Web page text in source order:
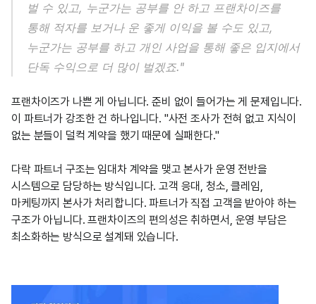
벌 수 있고, 누군가는 공부를 안 하고 프랜차이즈를
통해 적자를 보거나 운 좋게 이익을 볼 수도 있고,
누군가는 공부를 하고 개인 사업을 통해 좋은 입지에서
단독 수익으로 더 많이 벌겠죠."
프랜차이즈가 나쁜 게 아닙니다. 준비 없이 들어가는 게 문제입니다.
이 파트너가 강조한 건 하나입니다. "사전 조사가 전혀 없고 지식이
없는 분들이 덜컥 계약을 했기 때문에 실패한다."
다락 파트너 구조는 임대차 계약을 맺고 본사가 운영 전반을
시스템으로 담당하는 방식입니다. 고객 응대, 청소, 클레임,
마케팅까지 본사가 처리합니다. 파트너가 직접 고객을 받아야 하는
구조가 아닙니다. 프랜차이즈의 편의성은 취하면서, 운영 부담은
최소화하는 방식으로 설계돼 있습니다.